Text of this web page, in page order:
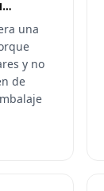
una
y no
de